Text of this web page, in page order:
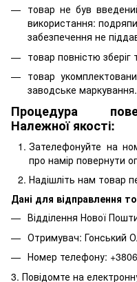
товар не був
використання:
забезпечення не
товар повністю
товар
заводське маркування.
Процедура
Належної якості:
Зателефонуйте на
про намір повернути
Надішліть нам товар
Дані для відправлення
Відділення Нової
Отримувач: Гонський
Номер телефону:
3. Повідомте на